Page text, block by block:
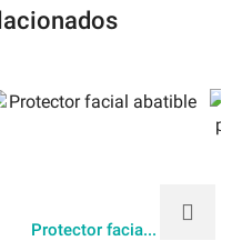
Protector facia...